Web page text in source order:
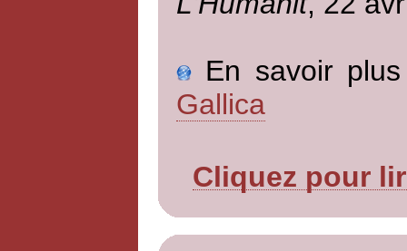
En savoir
Gallica
Cliquez pour